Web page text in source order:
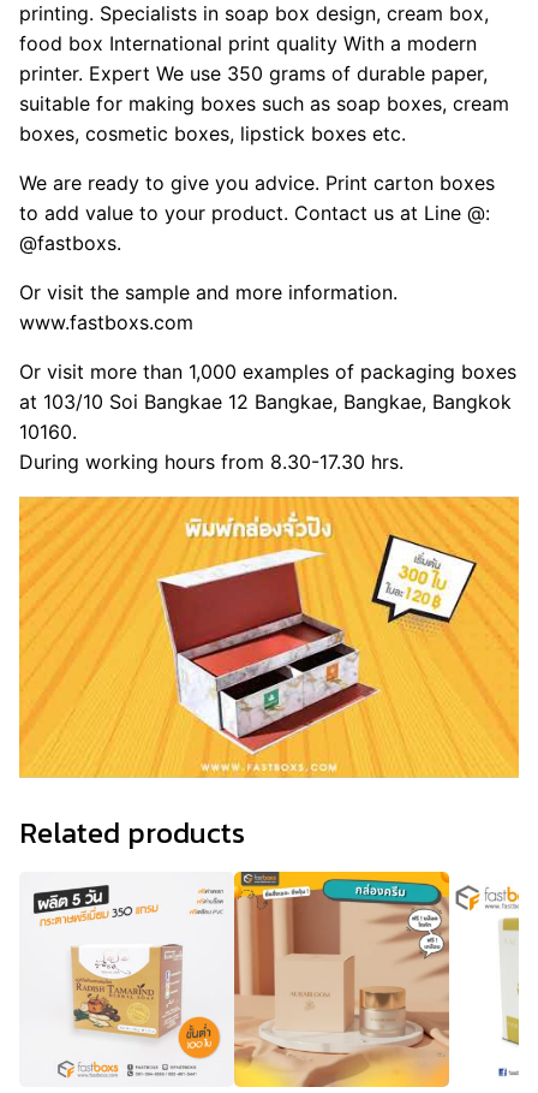
printing. Specialists in soap box design, cream box,
food box International print quality With a modern
printer. Expert We use 350 grams of durable paper,
suitable for making boxes such as soap boxes, cream
boxes, cosmetic boxes, lipstick boxes etc.
We are ready to give you advice. Print carton boxes
to add value to your product. Contact us at Line @:
@fastboxs.
Or visit the sample and more information.
www.fastboxs.com
Or visit more than 1,000 examples of packaging boxes
at 103/10 Soi Bangkae 12 Bangkae, Bangkae, Bangkok
10160.
During working hours from 8.30-17.30 hrs.
Related products